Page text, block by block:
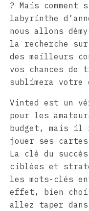
? Mais comment
labyrinthe
nous allons
la recherche
des meilleurs
vos chances de
sublimera votre
Vinted est un
pour les
budget, mais il
jouer ses
La clé du
ciblées et
les mots-clés
effet, bien
allez taper